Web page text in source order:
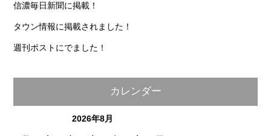
信濃毎日新聞に掲載！
タウン情報に掲載されました！
週刊ポストにでました！
カレンダー
2026年8月